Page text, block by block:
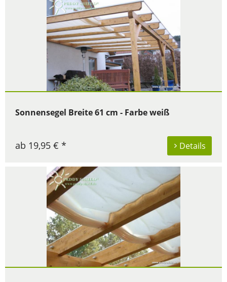
Sonnensegel Breite 61 cm - Farbe weiß
Details
ab 19,95 € *